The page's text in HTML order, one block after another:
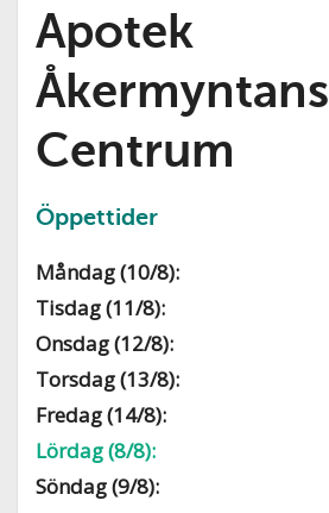
Apotek
Åkermyntans
Centrum
Öppettider
Måndag (10/8):
Tisdag (11/8):
Onsdag (12/8):
Torsdag (13/8):
Fredag (14/8):
Lördag (8/8):
Söndag (9/8):